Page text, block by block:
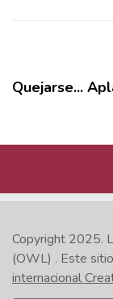
Quejarse...
Copyright 2025.
(OWL) . Este
internacional